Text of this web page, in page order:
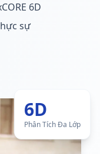
6D
sự
6D
Phân Tích Đa Lớp